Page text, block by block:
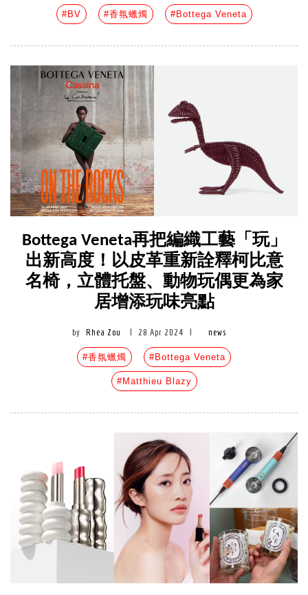
#BV #香氛蠟燭 #Bottega Veneta
Bottega Veneta再把編織工藝「玩」
出新高度！以皮革重新詮釋柯比意
名椅，立體托盤、動物玩偶更為家
居增添玩味亮點
by Rhea Zou 28 Apr 2024 news
#香氛蠟燭 #Bottega Veneta
#Matthieu Blazy